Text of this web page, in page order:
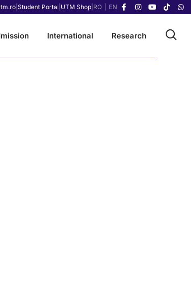
| Student Portal UTM Shop| RO EN
International Research